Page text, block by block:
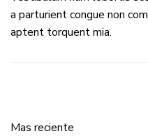
a parturient congue non
aptent torquent mia.
Mas reciente